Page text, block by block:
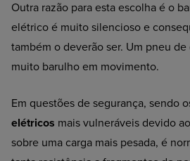
Outra razão para esta escolha é o
elétrico é muito silencioso e
também o deverão ser. Um pneu
muito barulho em movimento.
Em questões de segurança, sendo
elétricos mais vulneráveis devido
sobre uma carga mais pesada, é